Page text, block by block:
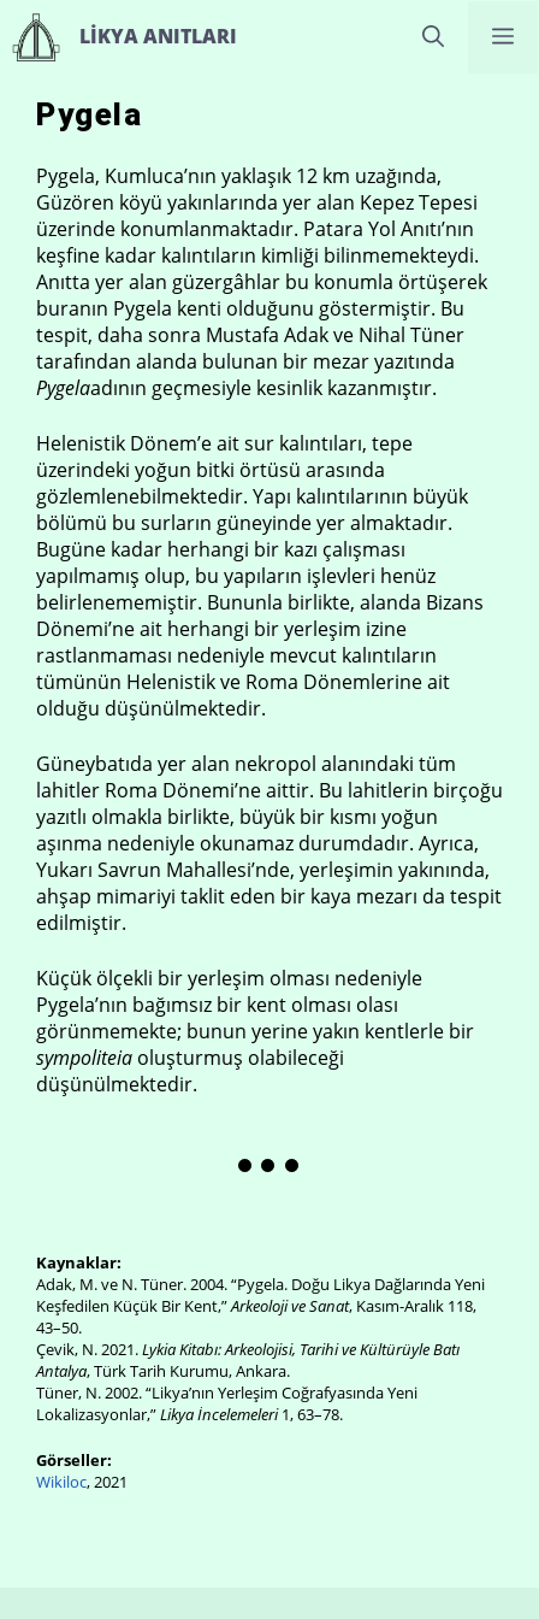
İçeriğe
atla
LIKYA ANITLARI
Pygela
Pygela, Kumluca’nın yaklaşık 12 km uzağında,
Güzören köyü yakınlarında yer alan Kepez Tepesi
üzerinde konumlanmaktadır. Patara Yol Anıtı’nın
keşfine kadar kalıntıların kimliği bilinmemekteydi.
Anıtta yer alan güzergâhlar bu konumla örtüşerek
buranın Pygela kenti olduğunu göstermiştir. Bu
tespit, daha sonra Mustafa Adak ve Nihal Tüner
tarafından alanda bulunan bir mezar yazıtında
Pygelaadının geçmesiyle kesinlik kazanmıştır.
Helenistik Dönem’e ait sur kalıntıları, tepe
üzerindeki yoğun bitki örtüsü arasında
gözlemlenebilmektedir. Yapı kalıntılarının büyük
bölümü bu surların güneyinde yer almaktadır.
Bugüne kadar herhangi bir kazı çalışması
yapılmamış olup, bu yapıların işlevleri henüz
belirlenememiştir. Bununla birlikte, alanda Bizans
Dönemi’ne ait herhangi bir yerleşim izine
rastlanmaması nedeniyle mevcut kalıntıların
tümünün Helenistik ve Roma Dönemlerine ait
olduğu düşünülmektedir.
Güneybatıda yer alan nekropol alanındaki tüm
lahitler Roma Dönemi’ne aittir. Bu lahitlerin birçoğu
yazıtlı olmakla birlikte, büyük bir kısmı yoğun
aşınma nedeniyle okunamaz durumdadır. Ayrıca,
Yukarı Savrun Mahallesi’nde, yerleşimin yakınında,
ahşap mimariyi taklit eden bir kaya mezarı da tespit
edilmiştir.
Küçük ölçekli bir yerleşim olması nedeniyle
Pygela’nın bağımsız bir kent olması olası
görünmemekte; bunun yerine yakın kentlerle bir
sympoliteia oluşturmuş olabileceği
düşünülmektedir.
Kaynaklar:
Adak, M. ve N. Tüner. 2004. “Pygela. Doğu Likya Dağlarında Yeni
Keşfedilen Küçük Bir Kent,”Arkeoloji ve Sanat, Kasım-Aralık 118,
43–50.
Çevik, N. 2021.Lykia Kitabı: Arkeolojisi, Tarihi ve Kültürüyle Batı
Antalya, Türk Tarih Kurumu, Ankara.
Tüner, N. 2002. “Likya’nın Yerleşim Coğrafyasında Yeni
Lokalizasyonlar,”Likya İncelemeleri1, 63–78.
Görseller:
Wikiloc, 2021